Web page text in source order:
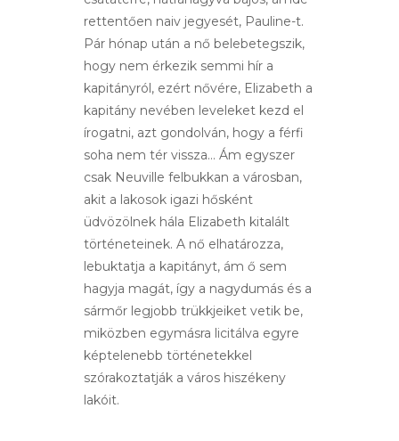
rettentően naiv jegyesét, Pauline-t.
Pár hónap után a nő belebetegszik,
hogy nem érkezik semmi hír a
kapitányról, ezért nővére, Elizabeth a
kapitány nevében leveleket kezd el
írogatni, azt gondolván, hogy a férfi
soha nem tér vissza… Ám egyszer
csak Neuville felbukkan a városban,
akit a lakosok igazi hősként
üdvözölnek hála Elizabeth kitalált
történeteinek. A nő elhatározza,
lebuktatja a kapitányt, ám ő sem
hagyja magát, így a nagydumás és a
sármőr legjobb trükkjeiket vetik be,
miközben egymásra licitálva egyre
képtelenebb történetekkel
szórakoztatják a város hiszékeny
lakóit.